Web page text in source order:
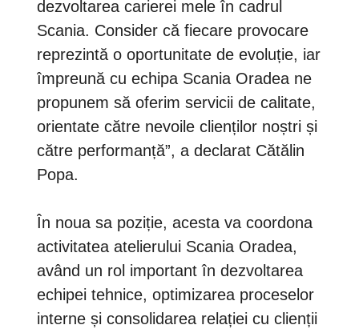
dezvoltarea carierei mele în cadrul
Scania. Consider că fiecare provocare
reprezintă o oportunitate de evoluție, iar
împreună cu echipa Scania Oradea ne
propunem să oferim servicii de calitate,
orientate către nevoile clienților noștri și
către performanță”, a declarat Cătălin
Popa.
În noua sa poziție, acesta va coordona
activitatea atelierului Scania Oradea,
având un rol important în dezvoltarea
echipei tehnice, optimizarea proceselor
interne și consolidarea relației cu clienții